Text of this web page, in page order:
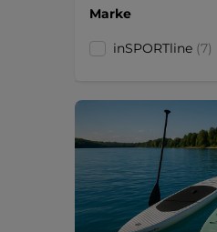
Marke
inSPORTline (7)